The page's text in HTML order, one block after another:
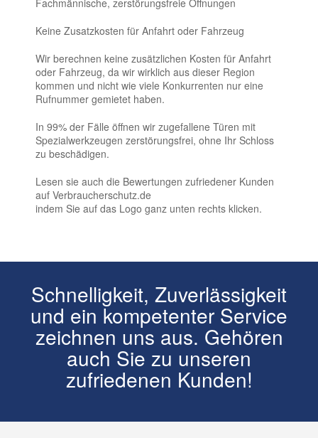
Keine Zusatzkosten für Anfahrt oder Fahrzeug
Wir berechnen keine zusätzlichen Kosten für Anfahrt
oder Fahrzeug, da wir wirklich aus dieser Region
kommen und nicht wie viele Konkurrenten nur eine
Rufnummer gemietet haben.
In 99% der Fälle öffnen wir zugefallene Türen mit
Spezialwerkzeugen zerstörungsfrei, ohne Ihr Schloss
zu beschädigen.
Lesen sie auch die Bewertungen zufriedener Kunden
auf Verbraucherschutz.de
indem Sie auf das Logo ganz unten rechts klicken.
Schnelligkeit, Zuverlässigkeit
und ein kompetenter Service
zeichnen uns aus. Gehören
auch Sie zu unseren
zufriedenen Kunden!